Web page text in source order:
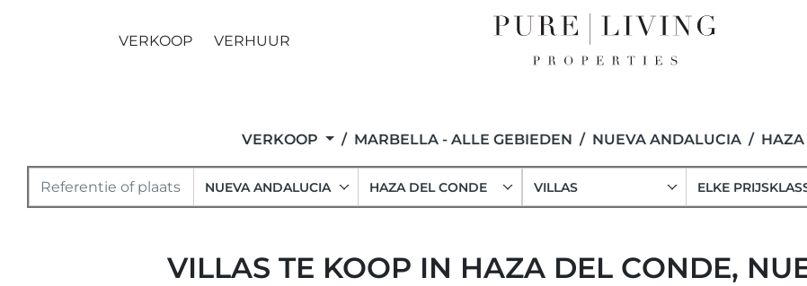
VERKOOP VERHUUR
VERKOOP MARBELLA - ALLE GEBIEDEN NUEVA ANDALUCIA HAZA
NUEVA ANDALUCIA HAZA DEL CONDE VILLAS ELKE
VILLAS TE KOOP IN HAZA DEL CONDE,